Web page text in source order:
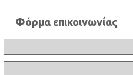
Φόρμα επικοινωνίας